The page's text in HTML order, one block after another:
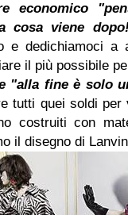
economico
cosa viene
e dedichiamoci a
il più possibile
"alla fine è solo
tutti quei soldi
costruiti con
il disegno di